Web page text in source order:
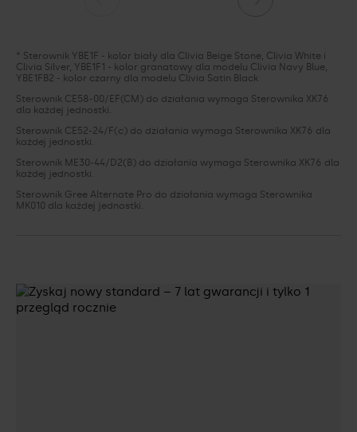
* Sterownik YBE1F - kolor biały dla Clivia Beige Stone, Clivia White i
Clivia Silver, YBE1F1 - kolor granatowy dla modelu Clivia Navy Blue,
YBE1FB2 - kolor czarny dla modelu Clivia Satin Black
Sterownik CE58-00/EF(CM) do działania wymaga Sterownika XK76
dla każdej jednostki.
Sterownik CE52-24/F(c) do działania wymaga Sterownika XK76 dla
każdej jednostki.
Sterownik ME30-44/D2(B) do działania wymaga Sterownika XK76 dla
każdej jednostki.
Sterownik Gree Alternate Pro do działania wymaga Sterownika
MK010 dla każdej jednostki.